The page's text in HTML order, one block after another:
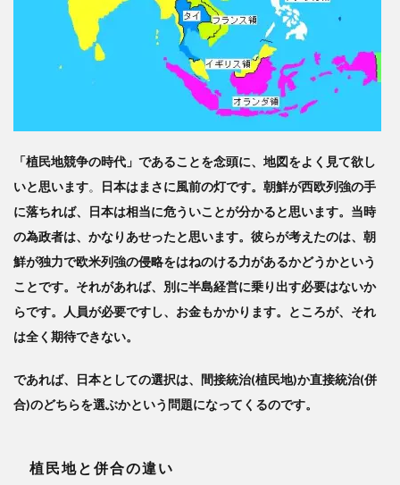
「植民地競争の時代」であることを念頭に、地図をよく見て欲し
いと思います。
日本はまさに風前の灯です。朝鮮が西欧列強の手
に落ちれば、日本は相当に危ういことが分かると思います。当時
の為政者は、かなりあせったと思います。彼らが考えたのは、朝
鮮が独力で欧米列強の侵略をはねのける力があるかどうかという
ことです。それがあれば、別に半島経営に乗り出す必要はないか
らです。人員が必要ですし、お金もかかります。ところが、それ
は全く期待できない。
であれば、日本としての選択は、間接統治(植民地)か直接統治(併
合)のどちらを選ぶかという問題になってくるのです。
植民地と併合の違い